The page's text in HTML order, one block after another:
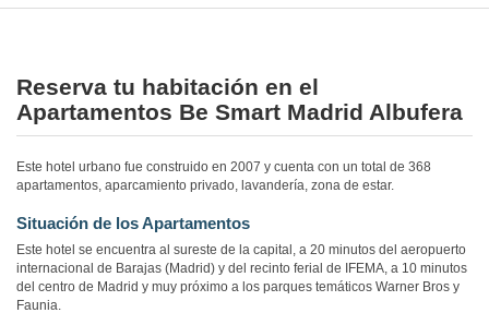
Reserva tu habitación en el
Apartamentos Be Smart Madrid Albufera
Este hotel urbano fue construido en 2007 y cuenta con un total de 368
apartamentos, aparcamiento privado, lavandería, zona de estar.
Situación de los Apartamentos
Este hotel se encuentra al sureste de la capital, a 20 minutos del aeropuerto
internacional de Barajas (Madrid) y del recinto ferial de IFEMA, a 10 minutos
del centro de Madrid y muy próximo a los parques temáticos Warner Bros y
Faunia.